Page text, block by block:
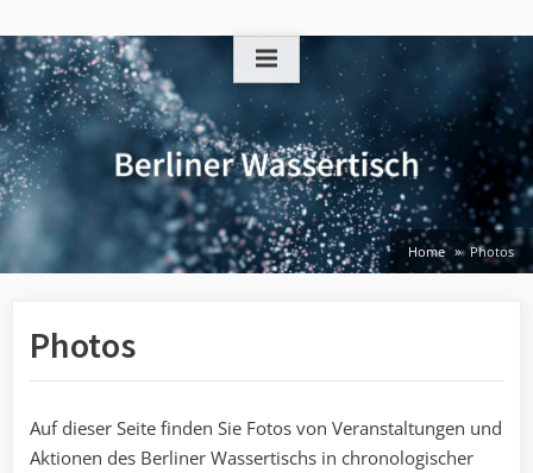
to
content
Home Photos
Photos
Auf dieser Seite finden Sie Fotos von Veranstaltungen und
Aktionen des Berliner Wassertischs in chronologischer